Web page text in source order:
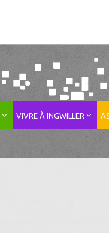
VIVRE À INGWILLER